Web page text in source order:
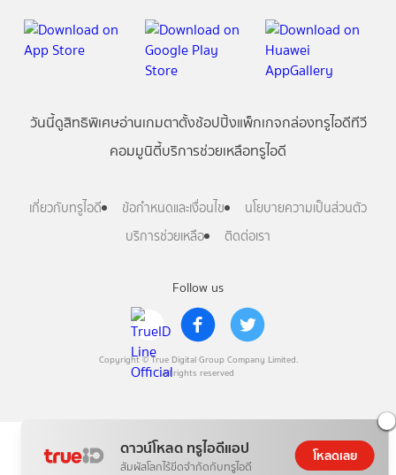
ดาวน์โหลด ทรูไอดีแอป
สัมผัสโลกไร้ขีดจำกัดกับทรูไอดี
โหลดเลย
Follow us
Copyright © True Digital Group Company Limited.
All rights reserved
วันนี้ดูสิทธิพิเศษอ่านเกมตาตั้งช้อปปิ้งแพ็กเกจกล่องทรูไอดีทีวี
คอมมูนิตี้บริการช่วยเหลือทรูไอดี
เกี่ยวกับทรูไอดี ข้อกำหนดและเงื่อนไข
นโยบายความเป็นส่วนตัว
บริการช่วยเหลือ
ติดต่อเรา